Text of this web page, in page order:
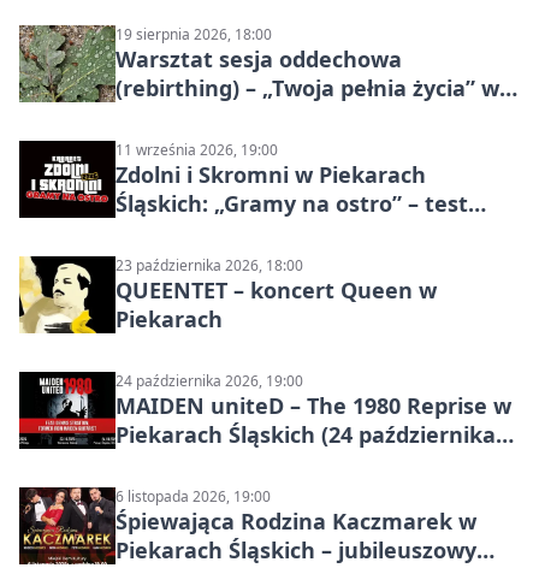
19 sierpnia 2026, 18:00
Warsztat sesja oddechowa
(rebirthing) – „Twoja pełnia życia” w
11 września 2026, 19:00
Zdolni i Skromni w Piekarach
Śląskich: „Gramy na ostro” – test
23 października 2026, 18:00
QUEENTET – koncert Queen w
Piekarach
24 października 2026, 19:00
MAIDEN uniteD – The 1980 Reprise w
Piekarach Śląskich (24 października
6 listopada 2026, 19:00
Śpiewająca Rodzina Kaczmarek w
Piekarach Śląskich – jubileuszowy